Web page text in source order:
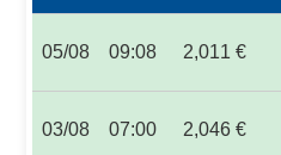
05/08 09:08 2,011 €
03/08 07:00 2,046 €